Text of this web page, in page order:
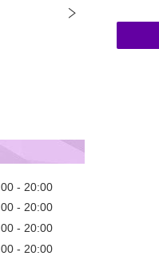
20:00
20:00
20:00
20:00